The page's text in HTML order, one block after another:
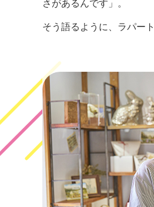
さがあるんです」。
そう語るように、ラパー